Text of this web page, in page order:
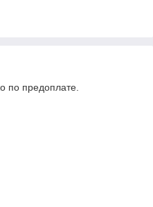
по предоплате.